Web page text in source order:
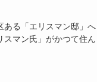
ある「エリスマン邸」へ
スマン氏」がかつて住ん